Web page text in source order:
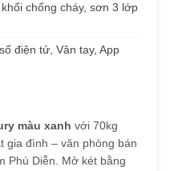
chống cháy, sơn 3 lớp
điện tử, Vân tay, App
màu xanh với 70kg
gia đình – văn phòng bán
Phú Diễn. Mở két bằng